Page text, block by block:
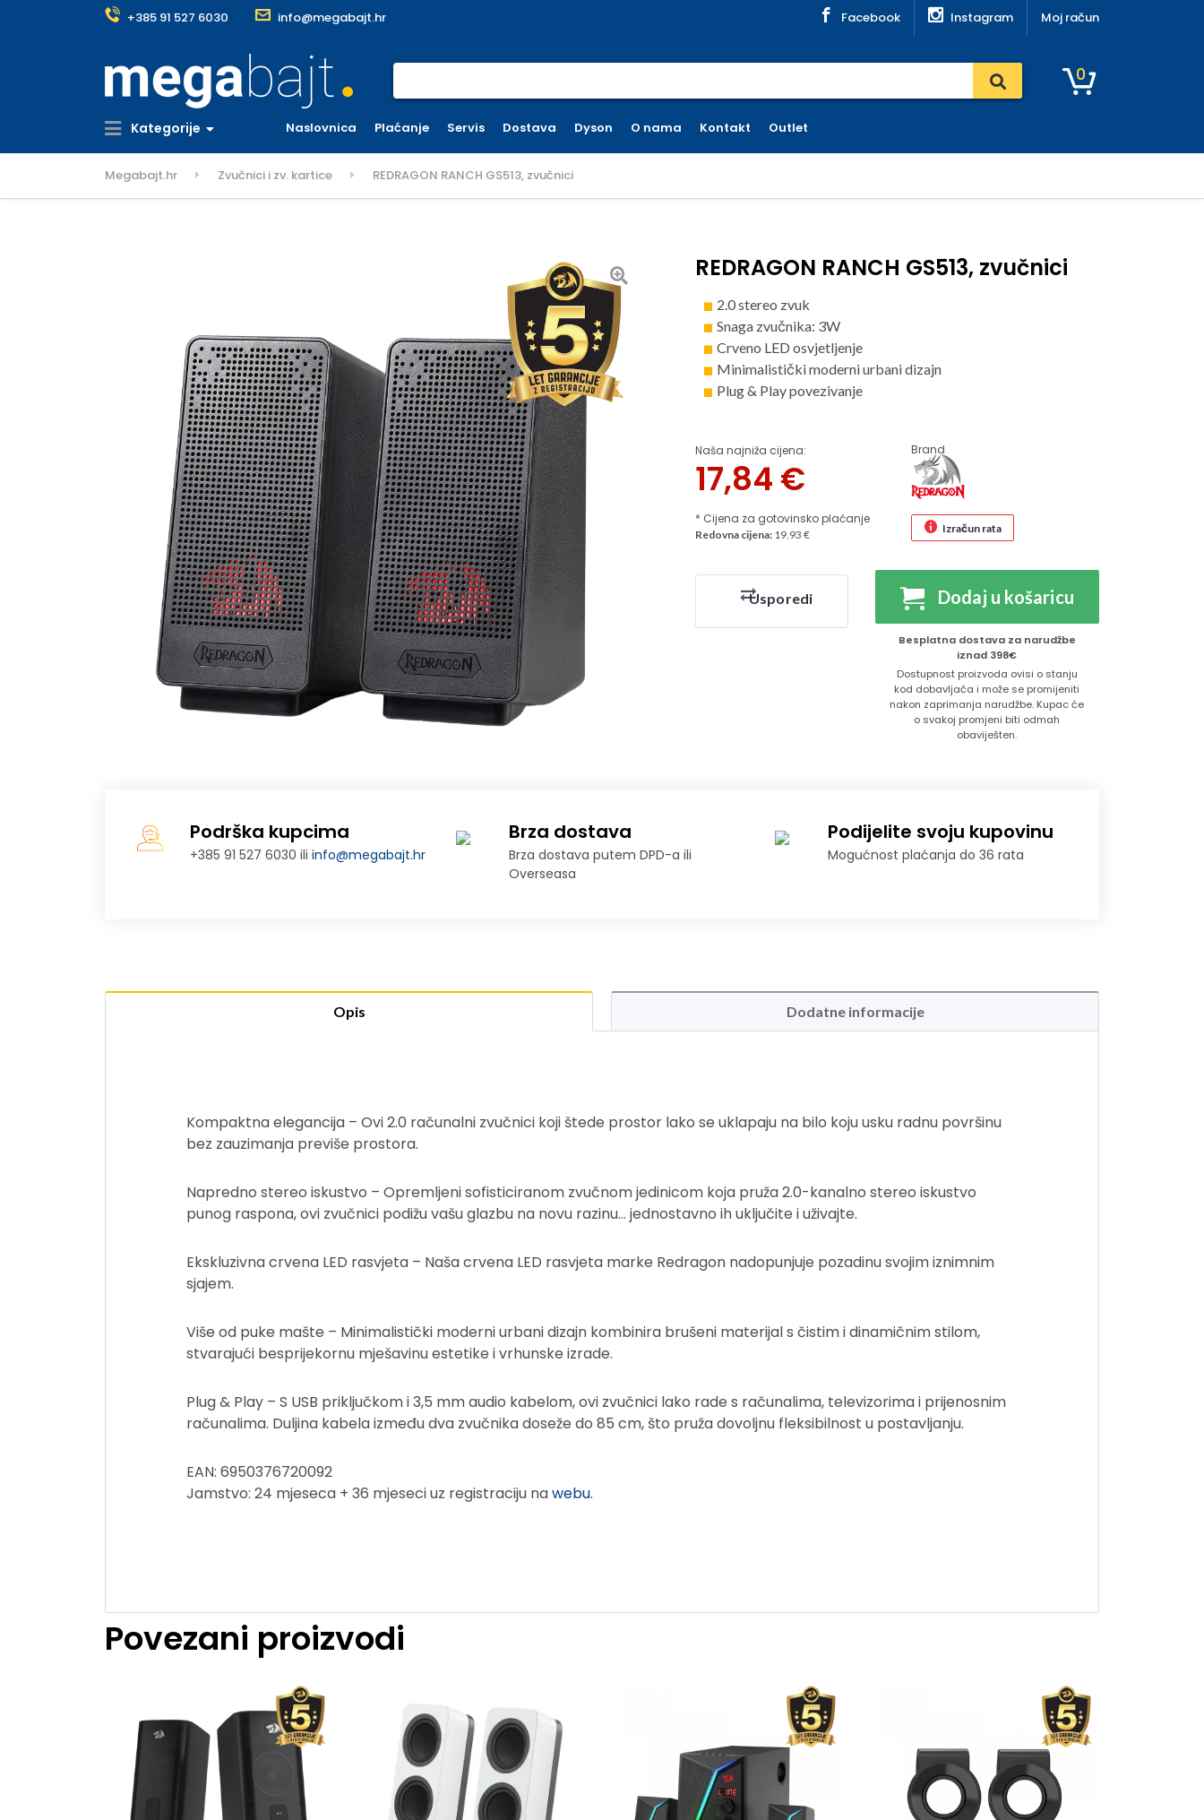
+385 91 527 6030 info@megabajt.hr Facebook Instagram Moj račun
0
Kategorije Naslovnica Plaćanje Servis Dostava Dyson O nama Kontakt Outlet
Megabajt.hr Zvučnici i zv. kartice REDRAGON RANCH GS513, zvučnici
REDRAGON RANCH GS513, zvučnici
2.0 stereo zvuk
Snaga zvučnika: 3W
Crveno LED osvjetljenje
Minimalistički moderni urbani dizajn
Plug & Play povezivanje
Naša najniža cijena:
17,84 €
* Cijena za gotovinsko plaćanje
Brand
Redovna cijena: 19.93 € Izračun rata
Usporedi Dodaj u košaricu
Besplatna dostava za narudžbe
iznad 398€
Dostupnost proizvoda ovisi o stanju
kod dobavljača i može se promijeniti
nakon zaprimanja narudžbe. Kupac će
o svakoj promjeni biti odmah
obaviješten.
Podrška kupcima
+385 91 527 6030 iliinfo@megabajt.hr
Brza dostava
Brza dostava putem DPD-a ili
Overseasa
Podijelite svoju kupovinu
Mogućnost plaćanja do 36 rata
Opis Dodatne informacije
Kompaktna elegancija – Ovi 2.0 računalni zvučnici koji štede prostor lako se uklapaju na bilo koju usku radnu površinu
bez zauzimanja previše prostora.
Napredno stereo iskustvo – Opremljeni sofisticiranom zvučnom jedinicom koja pruža 2.0-kanalno stereo iskustvo
punog raspona, ovi zvučnici podižu vašu glazbu na novu razinu… jednostavno ih uključite i uživajte.
Ekskluzivna crvena LED rasvjeta – Naša crvena LED rasvjeta marke Redragon nadopunjuje pozadinu svojim iznimnim
sjajem.
Više od puke mašte – Minimalistički moderni urbani dizajn kombinira brušeni materijal s čistim i dinamičnim stilom,
stvarajući besprijekornu mješavinu estetike i vrhunske izrade.
Plug & Play – S USB priključkom i 3,5 mm audio kabelom, ovi zvučnici lako rade s računalima, televizorima i prijenosnim
računalima. Duljina kabela između dva zvučnika doseže do 85 cm, što pruža dovoljnu fleksibilnost u postavljanju.
EAN: 6950376720092
Jamstvo: 24 mjeseca + 36 mjeseci uz registraciju nawebu.
Povezani proizvodi